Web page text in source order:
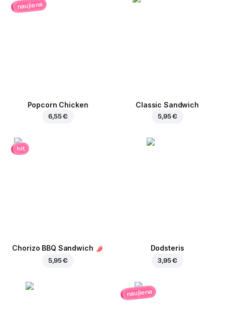
naujiena
Popcorn Chicken
6,55 €
Classic Sandwich
5,95 €
hit
Chorizo BBQ Sandwich
5,95 €
Dodsteris
3,95 €
naujiena